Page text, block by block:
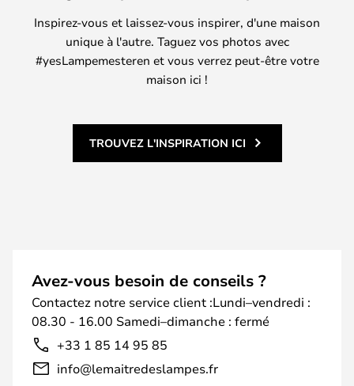
Inspirez-vous et laissez-vous inspirer, d'une maison
unique à l'autre. Taguez vos photos avec
#yesLampemesteren et vous verrez peut-être votre
maison ici !
TROUVEZ L'INSPIRATION ICI
Avez-vous besoin de conseils ?
Contactez notre service client :Lundi–vendredi :
08.30 - 16.00 Samedi–dimanche : fermé
+33 1 85 14 95 85
info@lemaitredeslampes.fr